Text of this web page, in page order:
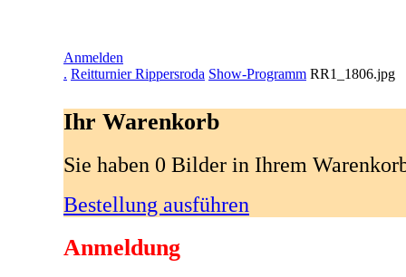
Anmelden
. Reitturnier Rippersroda Show-Programm RR1_1806.jpg
Ihr Warenkorb
Sie haben 0 Bilder in Ihrem
Bestellung ausführen
Anmeldung